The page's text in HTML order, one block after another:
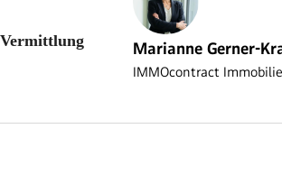
Marianne Gerner-
IMMOcontract